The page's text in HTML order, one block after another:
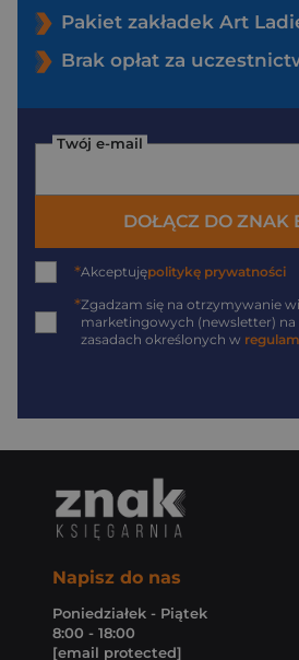
Pakiet zakładek Art
Brak opłat za
Twój e-mail
DOŁĄCZ DO ZNAK
*Akceptujępolitykę prywatności
*Zgadzam się na otrzymywanie
marketingowych (newsletter) na
zasadach określonych w
Napisz do nas
Poniedziałek - Piątek
8:00 - 18:00
[email protected]